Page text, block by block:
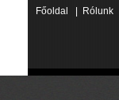
Főoldal
Rólunk